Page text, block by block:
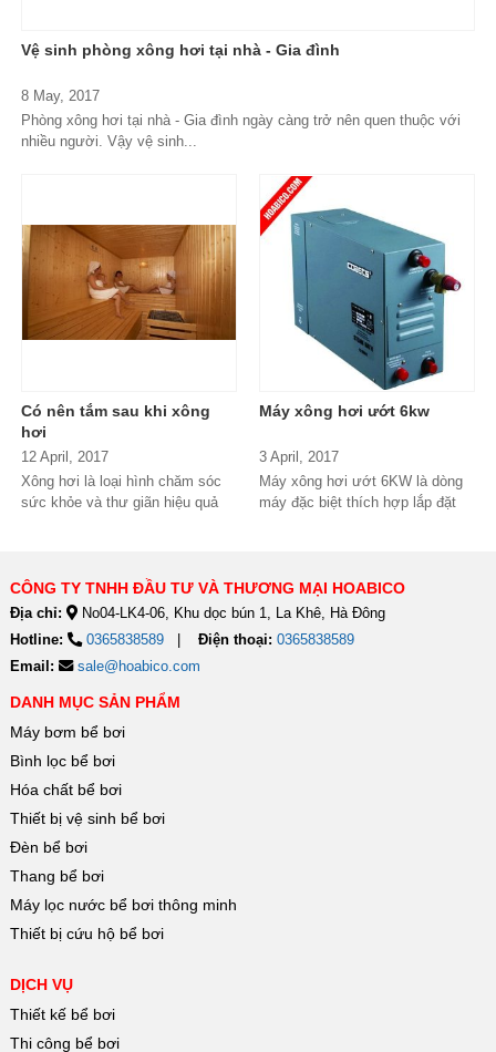
Vệ sinh phòng xông hơi tại nhà - Gia đình
8 May, 2017
Phòng xông hơi tại nhà - Gia đình ngày càng trở nên quen thuộc với
nhiều người. Vậy vệ sinh...
Có nên tắm sau khi xông
hơi
12 April, 2017
Xông hơi là loại hình chăm sóc
sức khỏe và thư giãn hiệu quả
Máy xông hơi ướt 6kw
3 April, 2017
Máy xông hơi ướt 6KW là dòng
máy đặc biệt thích hợp lắp đặt
CÔNG TY TNHH ĐẦU TƯ VÀ THƯƠNG MẠI HOABICO
Địa chỉ:
No04-LK4-06, Khu dọc bún 1, La Khê, Hà Đông
Hotline:
0365838589 Điện thoại: 0365838589
Email:
sale@hoabico.com
DANH MỤC SẢN PHẨM
Máy bơm bể bơi
Bình lọc bể bơi
Hóa chất bể bơi
Thiết bị vệ sinh bể bơi
Đèn bể bơi
Thang bể bơi
Máy lọc nước bể bơi thông minh
Thiết bị cứu hộ bể bơi
DỊCH VỤ
Thiết kế bể bơi
Thi công bể bơi